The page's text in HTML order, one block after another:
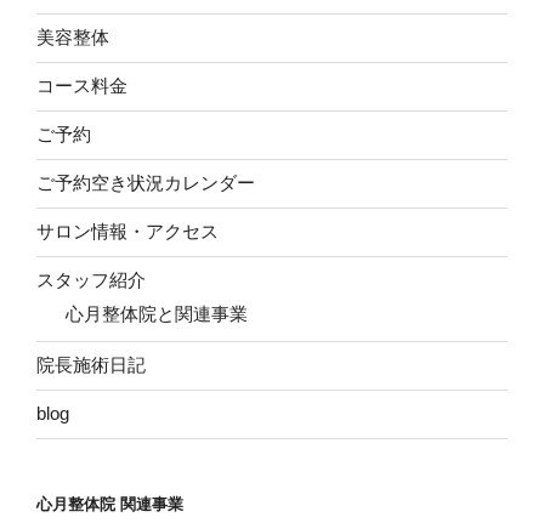
美容整体
コース料金
ご予約
ご予約空き状況カレンダー
サロン情報・アクセス
スタッフ紹介
心月整体院と関連事業
院長施術日記
blog
心月整体院 関連事業